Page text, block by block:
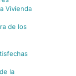
Vivienda
de los
la